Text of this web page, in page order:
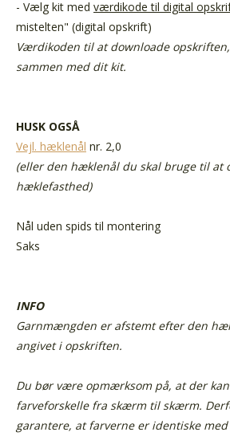
- Vælg kit med værdikode til digital
mistelten" (digital opskrift)
Værdikoden til at downloade opskriften,
sammen med dit kit.
HUSK OGSÅ
Vejl. hæklenål nr. 2,0
(eller den hæklenål du skal bruge til at
hæklefasthed)
Nål uden spids til montering
Saks
INFO
Garnmængden er afstemt efter den
angivet i opskriften.
Du bør være opmærksom på, at der
farveforskelle fra skærm til skærm.
garantere, at farverne er identiske